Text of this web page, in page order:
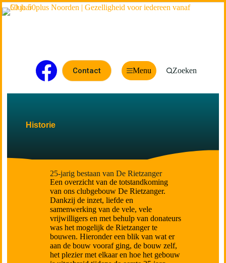
Contact Menu Zoeken
Historie
25-jarig bestaan van De Rietzanger
Een overzicht van de totstandkoming
van ons clubgebouw De Rietzanger.
Dankzij de inzet, liefde en
samenwerking van de vele, vele
vrijwilligers en met behulp van donateurs
was het mogelijk de Rietzanger te
bouwen. Hieronder een blik van wat er
aan de bouw vooraf ging, de bouw zelf,
het plezier met elkaar en hoe het gebouw